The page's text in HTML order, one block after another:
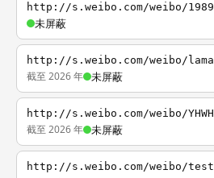
http://s.weibo.com/weibo/1989
未屏蔽
http://s.weibo.com/weibo/lama
截至 2026 年 未屏蔽
http://s.weibo.com/weibo/YHWH
截至 2026 年 未屏蔽
http://s.weibo.com/weibo/test